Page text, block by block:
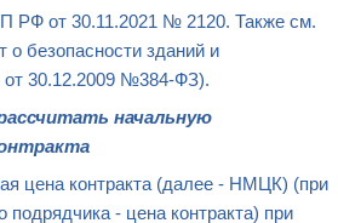
РФ от 30.11.2021 № 2120. Также см.
о безопасности зданий и
от 30.12.2009 №384-ФЗ).
начальную
цена контракта (далее - НМЦК) (при
подрядчика - цена контракта) при